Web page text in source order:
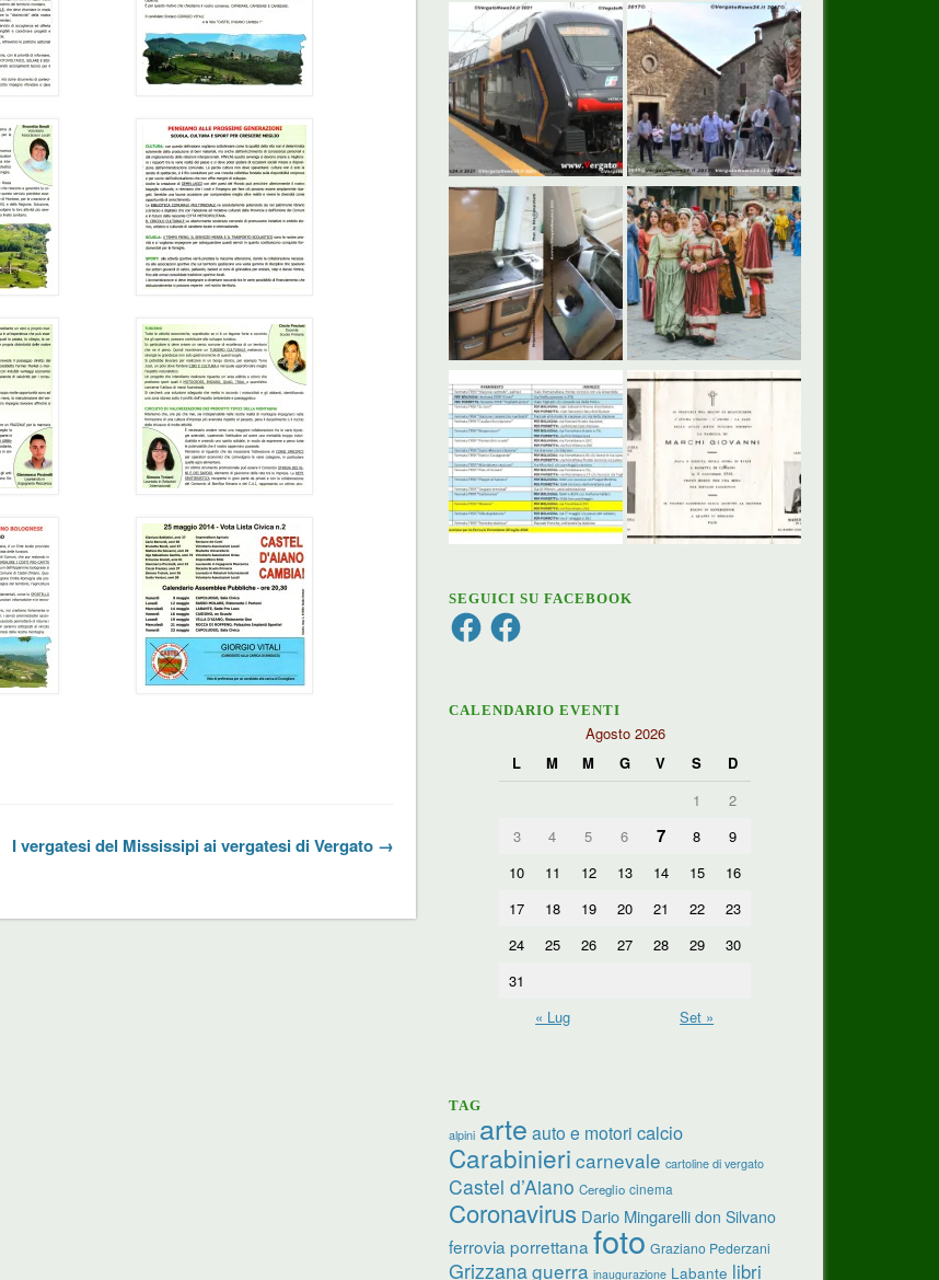
I vergatesi del Mississipi ai vergatesi di Vergato →
SEGUICI SU FACEBOOK
FacebookFacebook
CALENDARIO EVENTI
Agosto 2026
L
M M G V S
D
1
2
3
4 5 6 7 8
9
10
11 12 13 14 15
16
17
18 19 20 21 22
23
24
25 26 27 28 29
30
31
« Lug
Set »
TAG
alpini arte auto e motori calcio
Carabinieri carnevale cartoline di vergato
Castel d’Aiano Cereglio cinema
Coronavirus Dario Mingarelli don Silvano
ferrovia porrettana foto Graziano Pederzani
Grizzanaguerra inaugurazione Labante libri